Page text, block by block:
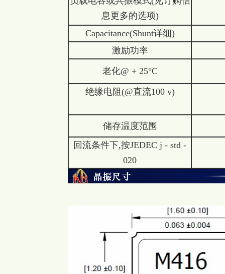
息更多的选项)
Capacitance(Shunt详细)
激励功率
老化@ + 25°C
绝缘电阻(@直流100 v)
储存温度范围
回流条件下,按JEDEC j - std -
020